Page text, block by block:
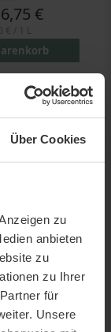
Über Cookies
zu
anbieten
zu
zu Ihrer
für
Unsere
6,75 €
Sie unsere
kaufen.
für jeden